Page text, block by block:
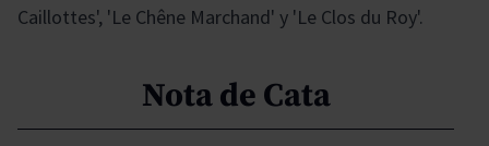
Caillottes', 'Le Chêne Marchand' y 'Le Clos du Roy'.
Nota de Cata